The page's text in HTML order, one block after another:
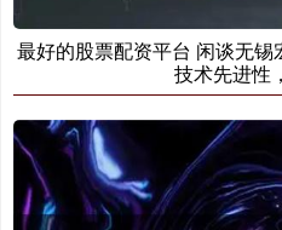
最好的股票配资平台 闲谈无
技术先进性